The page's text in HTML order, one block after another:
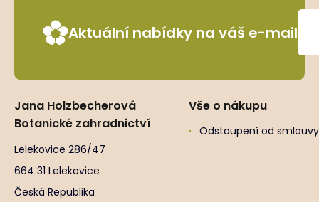
Aktuální nabídky na váš e-mail
Jana Holzbecherová
Botanické zahradnictví
Lelekovice 286/47
664 31 Lelekovice
Česká Republika
Vše o nákupu
Odstoupení od smlouvy